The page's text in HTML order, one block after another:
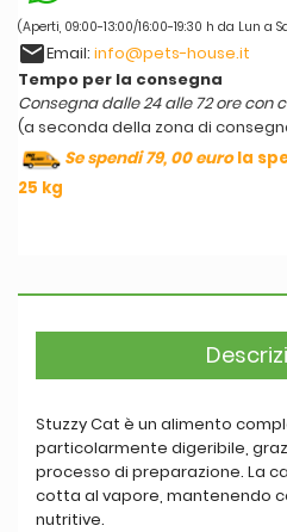
(Aperti, 09:00-13:00/16:00-19:30 h da Lun a
emailEmail: info@pets-house.it
Tempo per la consegna
Consegna dalle 24 alle 72 ore con
(a seconda della zona di
Se spendi 79, 00 eurola
25 kg
Stuzzy Cat è un alimento
particolarmente digeribile,
processo di preparazione. La
cotta al vapore, mantenendo
nutritive.